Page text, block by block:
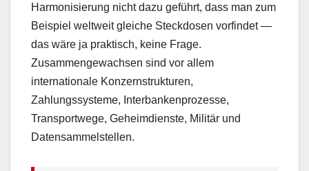
Harmonisierung nicht dazu geführt, dass man zum
Beispiel weltweit gleiche Steckdosen vorfindet —
das wäre ja praktisch, keine Frage.
Zusammengewachsen sind vor allem
internationale Konzernstrukturen,
Zahlungssysteme, Interbankenprozesse,
Transportwege, Geheimdienste, Militär und
Datensammelstellen.